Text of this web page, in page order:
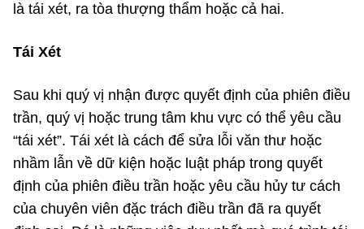
là tái xét, ra tòa thượng thẩm hoặc cả hai.
Tái Xét
Sau khi quý vị nhận được quyết định của phiên điều
trần, quý vị hoặc trung tâm khu vực có thể yêu cầu
“tái xét”. Tái xét là cách để sửa lỗi văn thư hoặc
nhầm lẫn về dữ kiện hoặc luật pháp trong quyết
định của phiên điều trần hoặc yêu cầu hủy tư cách
của chuyên viên đặc trách điều trần đã ra quyết